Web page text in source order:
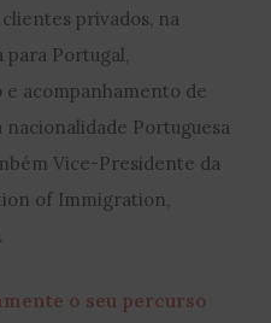
privados, na
Portugal,
acompanhamento de
Portuguesa
Vice-Presidente da
of Immigration,
o seu percurso